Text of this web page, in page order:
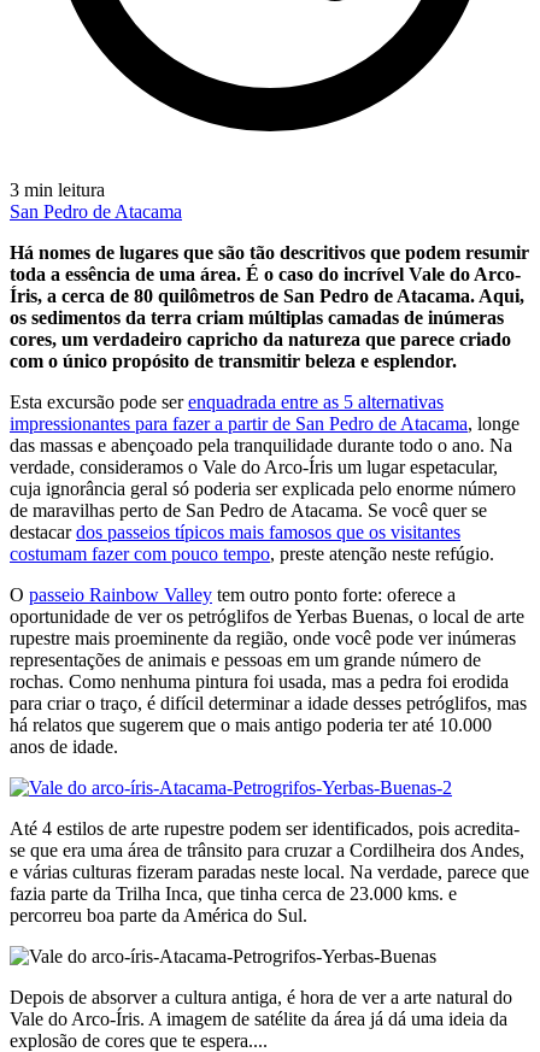
3 min leitura
San Pedro de Atacama
Há nomes de lugares que são tão descritivos que podem resumir
toda a essência de uma área. É o caso do incrível Vale do Arco-
Íris, a cerca de 80 quilômetros de San Pedro de Atacama. Aqui,
os sedimentos da terra criam múltiplas camadas de inúmeras
cores, um verdadeiro capricho da natureza que parece criado
com o único propósito de transmitir beleza e esplendor.
Esta excursão pode serenquadrada entre as 5 alternativas
impressionantes para fazer a partir de San Pedro de Atacama, longe
das massas e abençoado pela tranquilidade durante todo o ano. Na
verdade, consideramos o Vale do Arco-Íris um lugar espetacular,
cuja ignorância geral só poderia ser explicada pelo enorme número
de maravilhas perto de San Pedro de Atacama. Se você quer se
destacardos passeios típicos mais famosos que os visitantes
costumam fazer com pouco tempo, preste atenção neste refúgio.
O passeio Rainbow Valley tem outro ponto forte: oferece a
oportunidade de ver os petróglifos de Yerbas Buenas, o local de arte
rupestre mais proeminente da região, onde você pode ver inúmeras
representações de animais e pessoas em um grande número de
rochas. Como nenhuma pintura foi usada, mas a pedra foi erodida
para criar o traço, é difícil determinar a idade desses petróglifos, mas
há relatos que sugerem que o mais antigo poderia ter até 10.000
anos de idade.
Até 4 estilos de arte rupestre podem ser identificados, pois acredita-
se que era uma área de trânsito para cruzar a Cordilheira dos Andes,
e várias culturas fizeram paradas neste local. Na verdade, parece que
fazia parte da Trilha Inca, que tinha cerca de 23.000 kms. e
percorreu boa parte da América do Sul.
Depois de absorver a cultura antiga, é hora de ver a arte natural do
Vale do Arco-Íris. A imagem de satélite da área já dá uma ideia da
explosão de cores que te espera....